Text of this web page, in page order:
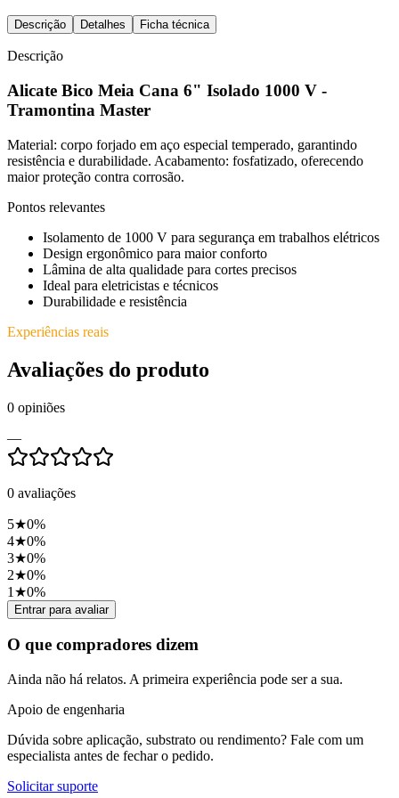
Descrição Detalhes Ficha técnica
Descrição
Alicate Bico Meia Cana 6" Isolado 1000 V -
Tramontina Master
Material: corpo forjado em aço especial temperado, garantindo
resistência e durabilidade. Acabamento: fosfatizado, oferecendo
maior proteção contra corrosão.
Pontos relevantes
Isolamento de 1000 V para segurança em trabalhos elétricos
Design ergonômico para maior conforto
Lâmina de alta qualidade para cortes precisos
Ideal para eletricistas e técnicos
Durabilidade e resistência
Experiências reais
Avaliações do produto
0 opiniões
—
0 avaliações
5★0%
4★0%
3★0%
2★0%
1 ★0%
Entrar para avaliar
O que compradores dizem
Ainda não há relatos. A primeira experiência pode ser a sua.
Apoio de engenharia
Dúvida sobre aplicação, substrato ou rendimento? Fale com um
especialista antes de fechar o pedido.
Solicitar suporte